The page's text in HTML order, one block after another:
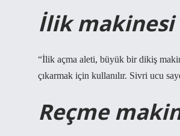
İlik makinesi
“İlik açma aleti, büyük bir dikiş
çıkarmak için kullanılır. Sivri ucu
Reçme